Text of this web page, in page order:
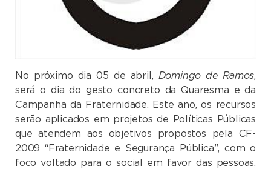
No próximo dia 05 de abril, Domingo de Ramos,
será o dia do gesto concreto da Quaresma e da
Campanha da Fraternidade. Este ano, os recursos
serão aplicados em projetos de Políticas Públicas
que atendem aos objetivos propostos pela CF-
2009 “Fraternidade e Segurança Pública”, com o
foco voltado para o social em favor das pessoas,